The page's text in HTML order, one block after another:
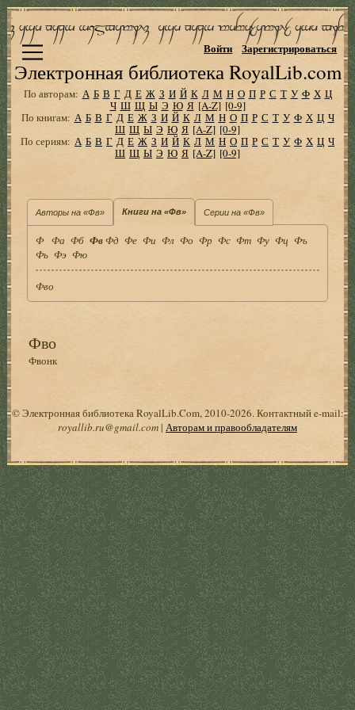
Электронная библиотека RoyalLib.com
Войти Зарегистрироваться
По авторам: А Б В Г Д Е Ж З И Й К Л М Н О П Р С Т У Ф Х Ц
Ч Ш Щ Ы Э Ю Я [A-Z] [0-9]
По книгам: А Б В Г Д Е Ж З И Й К Л М Н О П Р С Т У Ф Х Ц Ч
Ш Щ Ы Э Ю Я [A-Z] [0-9]
По сериям: А Б В Г Д Е Ж З И Й К Л М Н О П Р С Т У Ф Х Ц Ч
Ш Щ Ы Э Ю Я [A-Z] [0-9]
Авторы на «Фв» Книги на «Фв» Серии на «Фв»
Ф Фа Фб ФвФд Фе Фи Фл Фо Фр Фс Фт Фу Фц Фъ
Фь Фэ Фю
Фво
Фво
Фвонк
© Электронная библиотека RoyalLib.Com, 2010-2026. Контактный e-mail:
royallib.ru@gmail.com| Авторам и правообладателям